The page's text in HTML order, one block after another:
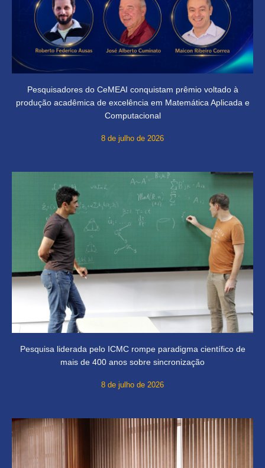
Pesquisadores do CeMEAI conquistam prêmio voltado à
produção acadêmica de excelência em Matemática Aplicada e
Computacional
8 de julho de 2026
Pesquisa liderada pelo ICMC rompe paradigma científico de
mais de 400 anos sobre sincronização
8 de julho de 2026